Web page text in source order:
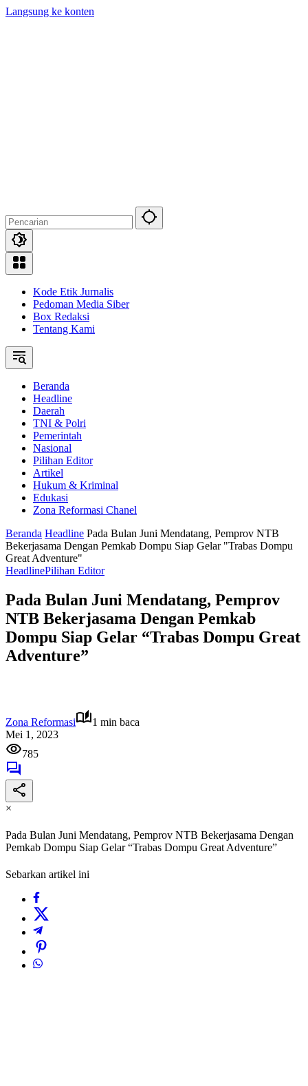
Langsung ke konten
Kode Etik Jurnalis
Pedoman Media Siber
Box Redaksi
Tentang Kami
Beranda
Headline
Daerah
TNI & Polri
Pemerintah
Nasional
Pilihan Editor
Artikel
Hukum & Kriminal
Edukasi
Zona Reformasi Chanel
Beranda Headline Pada Bulan Juni Mendatang, Pemprov NTB
Bekerjasama Dengan Pemkab Dompu Siap Gelar "Trabas Dompu
Great Adventure"
HeadlinePilihan Editor
Pada Bulan Juni Mendatang, Pemprov
NTB Bekerjasama Dengan Pemkab
Dompu Siap Gelar “Trabas Dompu Great
Adventure”
Zona Reformasi
1 min baca
Mei 1, 2023
785
×
Pada Bulan Juni Mendatang, Pemprov NTB Bekerjasama Dengan
Pemkab Dompu Siap Gelar “Trabas Dompu Great Adventure”
Sebarkan artikel ini